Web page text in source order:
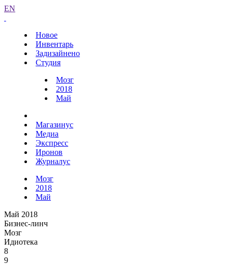
EN
Новое
Инвентарь
Задизайнено
Студия
Мозг
2018
Май
Магазинус
Медиа
Экспресс
Иронов
Журналус
Мозг
2018
Май
Май 2018
Бизнес-линч
Мозг
Идиотека
8
9